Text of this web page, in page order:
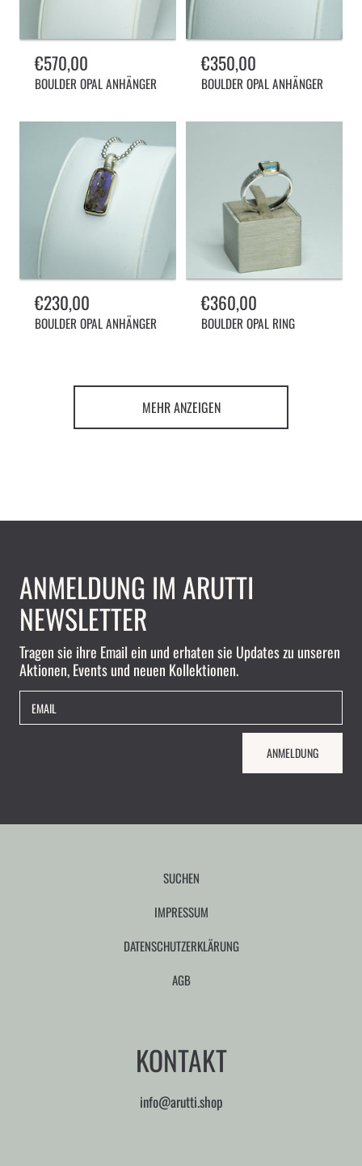
Normalpreis
€570,00
BOULDER OPAL ANHÄNGER
Normalpreis
€350,00
BOULDER OPAL ANHÄNGER
Normalpreis
€230,00
BOULDER OPAL ANHÄNGER
Normalpreis
€360,00
BOULDER OPAL RING
MEHR ANZEIGEN
ANMELDUNG IM ARUTTI
NEWSLETTER
Tragen sie ihre Email ein und erhaten sie Updates zu unseren
Aktionen, Events und neuen Kollektionen.
EMAIL
ANMELDUNG
SUCHEN
IMPRESSUM
DATENSCHUTZERKLÄRUNG
AGB
KONTAKT
info@arutti.shop